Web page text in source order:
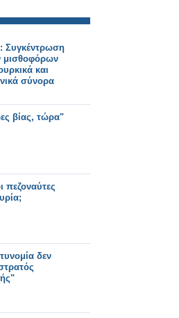
Συγκέντρωση
μισθοφόρων
και
σύνορα
βίας, τώρα"
πεζοναύτες
δεν